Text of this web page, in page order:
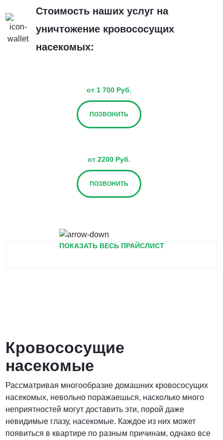
Стоимость наших услуг на
уничтожение кровососущих
насекомых:
от 1 700 Руб.
ПОЗВОНИТЬ
от 2200 Руб.
ПОЗВОНИТЬ
Договорная
от 1500 Руб.
ПОКАЗАТЬ ВЕСЬ ПРАЙСЛИСТ
Кровососущие
насекомые
Рассматривая многообразие домашних кровососущих
насекомых, невольно поражаешься, насколько много
неприятностей могут доставить эти, порой даже
невидимые глазу, насекомые. Каждое из них может
появиться в квартире по разным причинам, однако все